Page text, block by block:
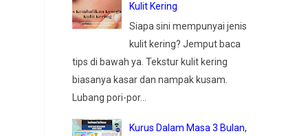
Kulit Kering
Siapa sini mempunyai jenis
kulit kering? Jemput baca
tips di bawah ya. Tekstur kulit kering
biasanya kasar dan nampak kusam.
Lubang pori-por...
Kurus Dalam Masa 3 Bulan,